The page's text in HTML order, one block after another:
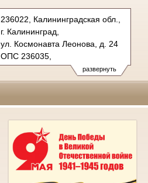
развернуть
236022, Калининградская обл.,
г. Калининград,
ул. Космонавта Леонова, д. 24
ОПС 236035,
бокс № 5061 г. Калининград (для
Тел.: (4012) 99-77-41,
centralny.kln@sudrf.ru